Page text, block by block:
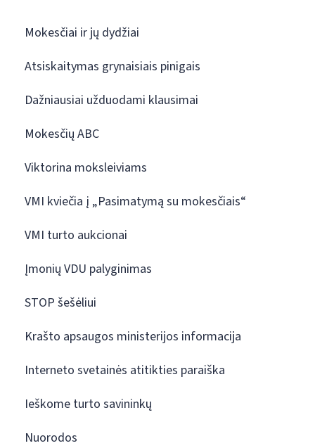
Mokesčiai ir jų dydžiai
Atsiskaitymas grynaisiais pinigais
Dažniausiai užduodami klausimai
Mokesčių ABC
Viktorina moksleiviams
VMI kviečia į „Pasimatymą su mokesčiais“
VMI turto aukcionai
Įmonių VDU palyginimas
STOP šešėliui
Krašto apsaugos ministerijos informacija
Interneto svetainės atitikties paraiška
Ieškome turto savininkų
Nuorodos